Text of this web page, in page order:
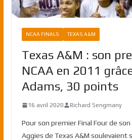
NCAA FINALS TEXAS A&M
Texas A&M : son
NCAA en 2011
Adams, 30 points
16 avril 2020 Richard Sengmany
Pour son premier Final Four de
Aggies de Texas A&M soulevaient